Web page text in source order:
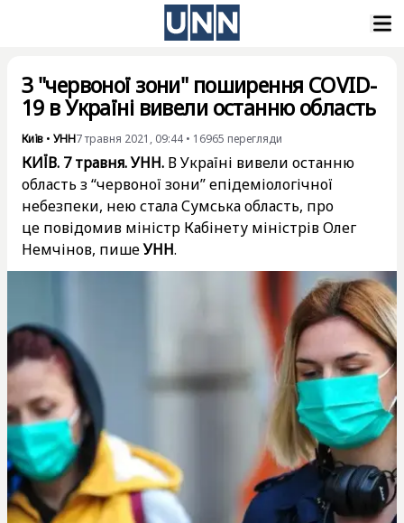
З "червоної зони" поширення COVID-
19 в Україні вивели останню область
Київ • УНН7 травня 2021, 09:44 • 16965 перегляди
КИЇВ. 7 травня. УНН. В Україні вивели останню
область з “червоної зони” епідеміологічної
небезпеки, нею стала Сумська область, про
це повідомив міністр Кабінету міністрів Олег
Немчінов, пишеУНН.